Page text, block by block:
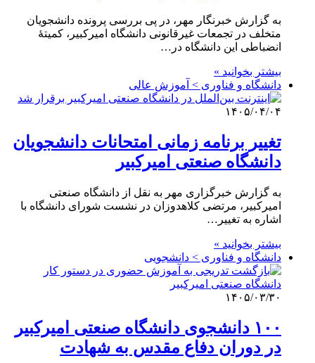
به گزارش خبرنگار مهر، در پی بررسی پرونده دانشجویان
متخلف در تجمعات غیرقانونی دانشگاه امیرکبیر، کمیتهٔ
انضباطی این دانشگاه در…
بیشتر بخوانید »
دانشگاه و فناوری > آموزش عالی
۱۴۰۵/۰۴/۰۴
تغییر برنامه زمانی امتحانات دانشجویان
دانشگاه صنعتی امیرکبیر
به گزارش خبرگزاری مهر به نقل از دانشگاه صنعتی
امیرکبیر، مرتضی کلاهدوزان در نشست شورای دانشگاه با
اشاره به تغییر…
بیشتر بخوانید »
دانشگاه و فناوری > دانشجویی
۱۴۰۵/۰۳/۳۰
۱۰۰ دانشجوی دانشگاه صنعتی امیرکبیر
در دوران دفاع مقدس به شهادت